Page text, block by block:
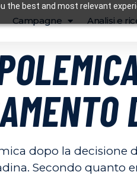
the best and most relevant
Campagne Analisi e
dopo la
Secondo quanto